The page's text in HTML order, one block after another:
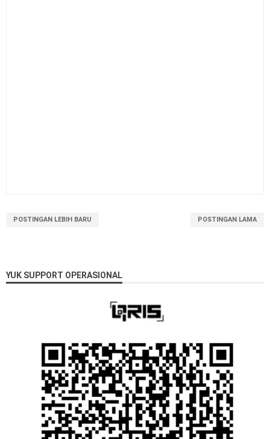
POSTINGAN LEBIH BARU POSTINGAN LAMA
YUK SUPPORT OPERASIONAL